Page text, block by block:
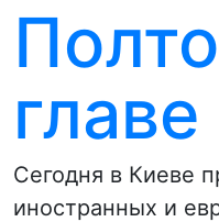
Сегодня в Киеве
иностранных и